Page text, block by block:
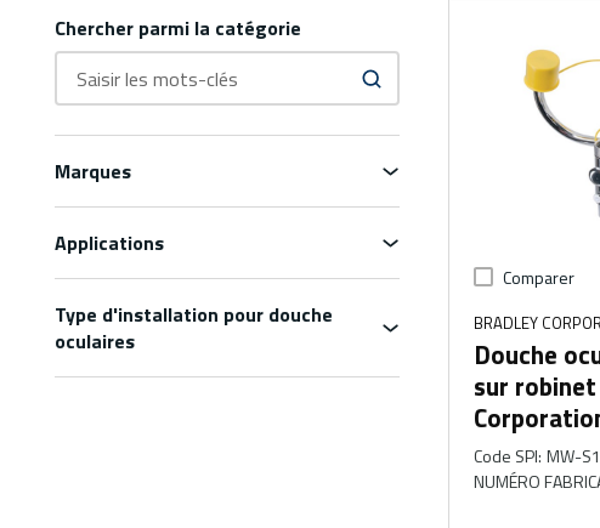
Chercher parmi la catégorie
Marques
Applications
Type d'installation pour douche
oculaires
Comparer
BRADLEY
Douche
sur
Code SPI: MW-
NUMÉRO